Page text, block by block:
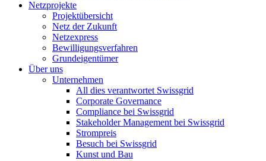
Netzprojekte
Projektübersicht
Netz der Zukunft
Netzexpress
Bewilligungsverfahren
Grundeigentümer
Über uns
Unternehmen
All dies verantwortet Swissgrid
Corporate Governance
Compliance bei Swissgrid
Stakeholder Management bei Swissgrid
Strompreis
Besuch bei Swissgrid
Kunst und Bau